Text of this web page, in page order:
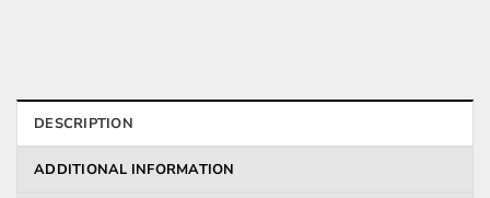
DESCRIPTION
ADDITIONAL INFORMATION